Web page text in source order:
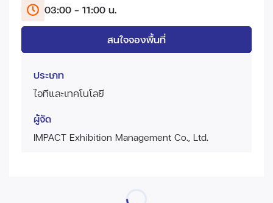
03:00 - 11:00 น.
สนใจจองพื้นที่
ประเภท
ไอทีและเทคโนโลยี
ผู้จัด
IMPACT Exhibition Management Co., Ltd.